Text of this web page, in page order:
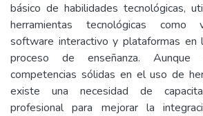
básico de habilidades tecnológicas,
herramientas tecnológicas como
software interactivo y plataformas en
proceso de enseñanza. Aunque
competencias sólidas en el uso de
existe una necesidad de
profesional para mejorar la